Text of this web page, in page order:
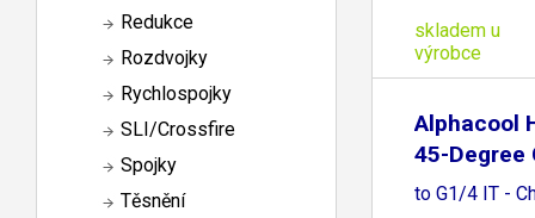
Redukce
Rozdvojky
Rychlospojky
SLI/Crossfire
Spojky
Těsnění
skladem u
výrobce
Alphacool
45-Degree
to G1/4 IT -